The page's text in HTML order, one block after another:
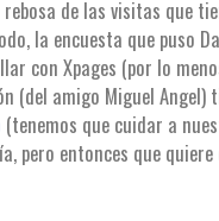
de las visitas que
la encuesta que puso
con Xpages (por lo
(del amigo Miguel
(tenemos que cuidar a
pero entonces que